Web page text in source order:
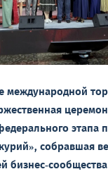
международной
этапа
собравшая
бизнес‑сообщества